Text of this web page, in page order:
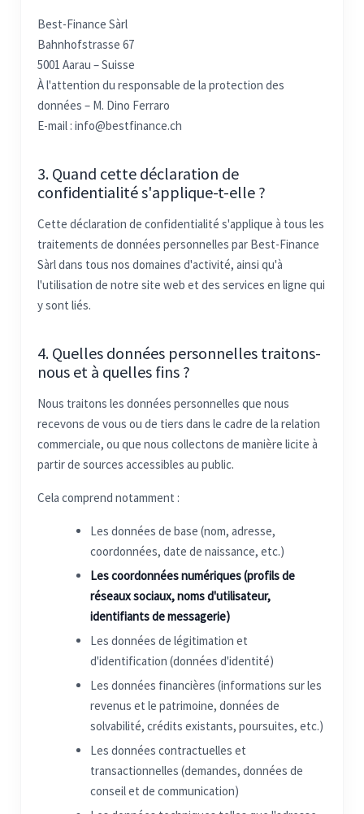
Best-Finance Sàrl
Bahnhofstrasse 67
5001 Aarau – Suisse
À l'attention du responsable de la protection des
données – M. Dino Ferraro
E-mail : info@bestfinance.ch
3. Quand cette déclaration de
confidentialité s'applique-t-elle ?
Cette déclaration de confidentialité s'applique à tous les
traitements de données personnelles par Best-Finance
Sàrl dans tous nos domaines d'activité, ainsi qu'à
l'utilisation de notre site web et des services en ligne qui
y sont liés.
4. Quelles données personnelles traitons-
nous et à quelles fins ?
Nous traitons les données personnelles que nous
recevons de vous ou de tiers dans le cadre de la relation
commerciale, ou que nous collectons de manière licite à
partir de sources accessibles au public.
Cela comprend notamment :
Les données de base (nom, adresse,
coordonnées, date de naissance, etc.)
Les coordonnées numériques (profils de
réseaux sociaux, noms d'utilisateur,
identifiants de messagerie)
Les données de légitimation et
d'identification (données d'identité)
Les données financières (informations sur les
revenus et le patrimoine, données de
solvabilité, crédits existants, poursuites, etc.)
Les données contractuelles et
transactionnelles (demandes, données de
conseil et de communication)